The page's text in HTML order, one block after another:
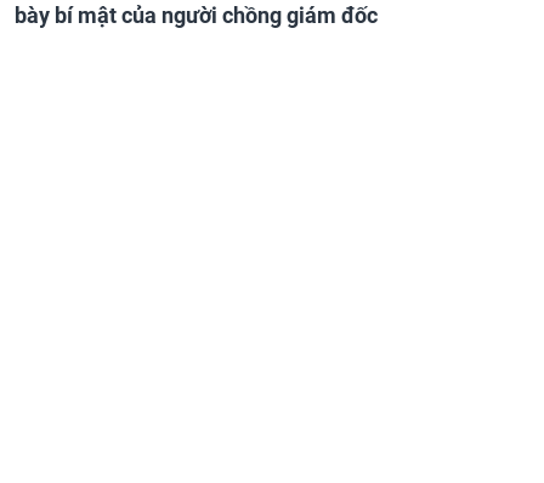
bày bí mật của người chồng giám đốc